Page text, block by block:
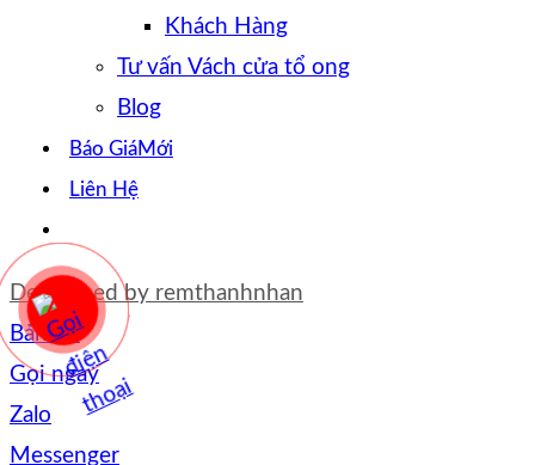
Khách Hàng
Tư vấn Vách cửa tổ ong
Blog
Báo Giá
Liên Hệ
Developed by remthanhnhan
Bản đồ
Gọi ngay
Zalo
Messenger